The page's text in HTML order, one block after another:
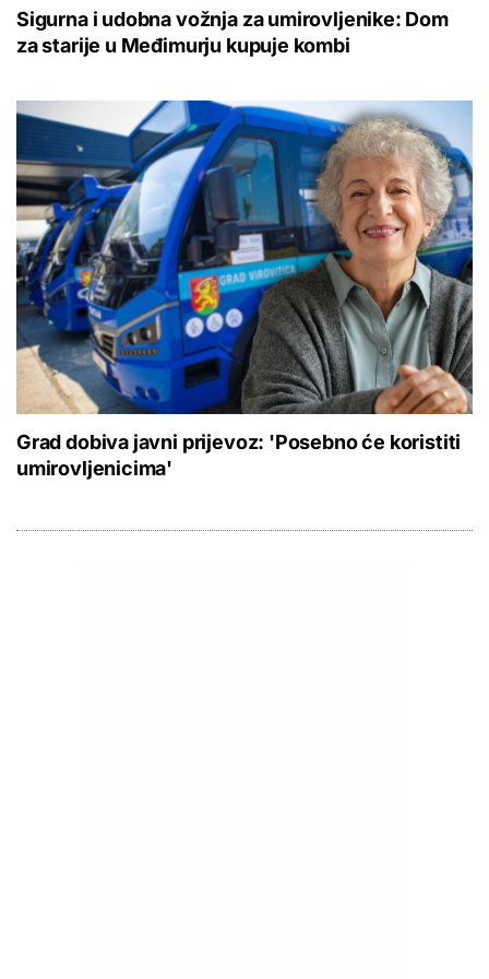
Sigurna i udobna vožnja za umirovljenike: Dom
za starije u Međimurju kupuje kombi
Grad dobiva javni prijevoz: 'Posebno će koristiti
umirovljenicima'